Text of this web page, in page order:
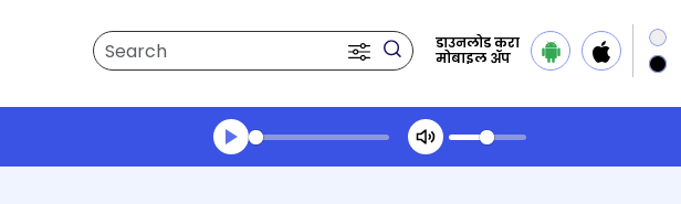
Search
डाउनलोड करा
मोबाइल ॲप
Transcript summary